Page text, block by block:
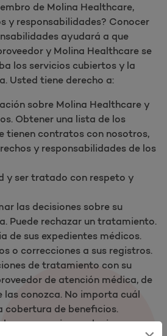
de Molina Healthcare,
y responsabilidades? Conocer
ayudará a que
y Molina Healthcare se
los servicios cubiertos y la
Usted tiene derecho a:​
sobre Molina Healthcare y
Obtener una lista de los
tienen contratos con nosotros,
y responsabilidades de los
y ser tratado con respeto y
las decisiones sobre su
Puede rechazar un tratamiento.
de sus expedientes médicos.
o correcciones a sus registros.
de tratamiento con su
de atención médica, de
las conozca. No importa cuál
cobertura de beneficios.
o enviar apelaciones